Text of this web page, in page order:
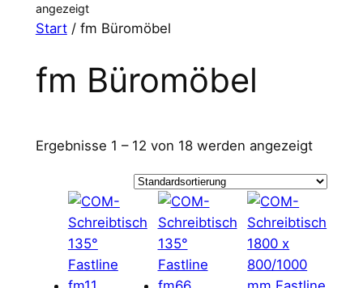
angezeigt
Start/ fm Büromöbel
fm Büromöbel
Ergebnisse 1 – 12 von 18 werden angezeigt